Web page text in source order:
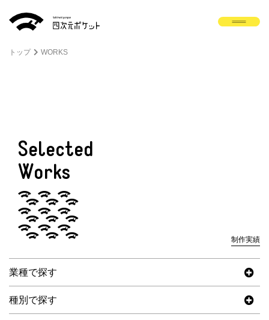
トップ WORKS
Selected
Works
制作実績
業種で探す
種別で探す